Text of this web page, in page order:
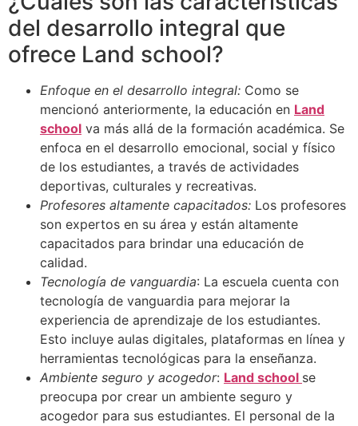
del desarrollo integral que
ofrece Land school?
Enfoque en el desarrollo integral: Como se
mencionó anteriormente, la educación en Land
school va más allá de la formación académica. Se
enfoca en el desarrollo emocional, social y físico
de los estudiantes, a través de actividades
deportivas, culturales y recreativas.
Profesores altamente capacitados: Los profesores
son expertos en su área y están altamente
capacitados para brindar una educación de
calidad.
Tecnología de vanguardia: La escuela cuenta con
tecnología de vanguardia para mejorar la
experiencia de aprendizaje de los estudiantes.
Esto incluye aulas digitales, plataformas en línea y
herramientas tecnológicas para la enseñanza.
Ambiente seguro y acogedor: Land school se
preocupa por crear un ambiente seguro y
acogedor para sus estudiantes. El personal de la